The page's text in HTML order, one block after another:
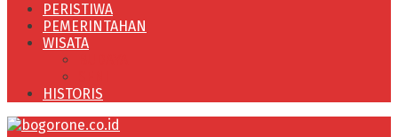
PERISTIWA
PEMERINTAHAN
WISATA
HISTORIS